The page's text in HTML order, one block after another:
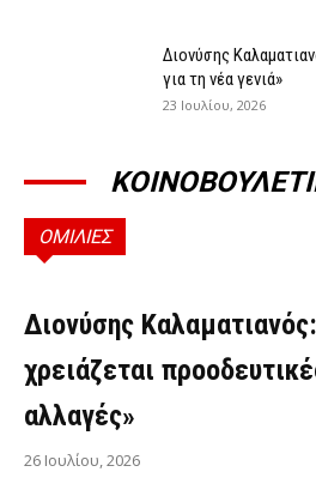
Διονύσης
για τη νέα γενιά»
23 Ιουλίου, 2026
ΟΜΙΛΙΕΣ
ΟΜΙΛΊΕΣ
Διονύσης
χρειάζεται
αλλαγές»
26 Ιουλίου, 2026